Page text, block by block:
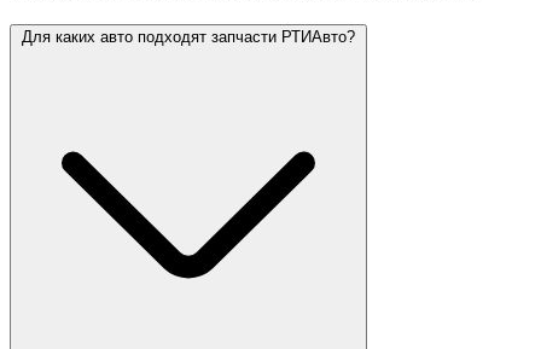
Для каких авто подходят запчасти РТИАвто?